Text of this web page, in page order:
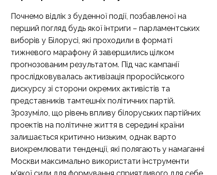
Почнемо відлік з буденної події, позбавленої на
перший погляд будь якої інтриги – парламентських
виборів у Білорусі, які проходили в форматі
тижневого марафону й завершились цілком
прогнозованим результатом. Під час кампанії
прослідковувалась активізація проросійського
дискурсу зі сторони окремих активістів та
представників тамтешніх політичних партій.
Зрозуміло, що рівень впливу білоруських партійних
проектів на політичне життя в середині країни
залишається критично низьким, однак варто
виокремлювати тенденції, які полягають у намаганні
Москви максимально використати інструменти